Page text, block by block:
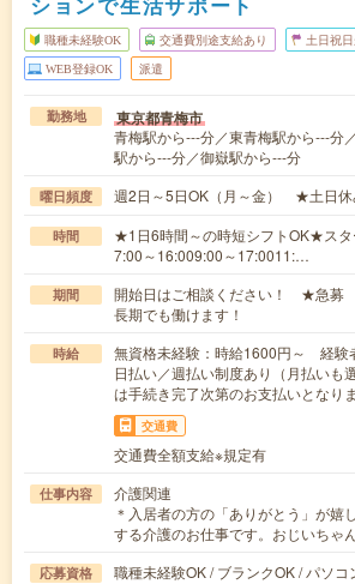
職種未経験OK 交通費別途支給あり 土日祝
WEB登録OK 派遣
勤務地 東京都青梅市
青梅駅から---分／東青梅駅から---分
駅から---分／御嶽駅から---分
曜日頻度 週2日～5日OK（月～金） ★土日休
時間
★1日6時間～の時短シフトOK★スタ
7:00～16:009:00～17:0011:…
期間
開始日はご相談ください！ ★急募
長期でも働けます！
時給
無資格未経験：時給1600円～ 経
日払い／週払い制度あり（月払いも
は手続き完了次第のお支払いとなりま
交通費
交通費全額支給※規定有
仕事内容
介護関連
＊入居者の方の「ありがとう」が嬉
する介護のお仕事です。おじいちゃ
応募資格
職種未経験OK / ブランクOK / パソ